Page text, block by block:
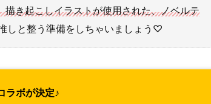
き起こしイラストが使用された、ノベルテ
しと整う準備をしちゃいましょう♡
ラボが決定♪